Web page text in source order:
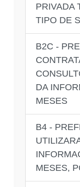
PRIVADA
TIPO DE
B2C -
DA
MESES
B4 -
MESES,